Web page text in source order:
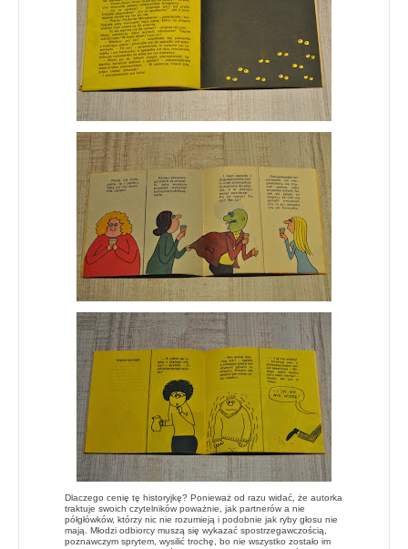
Dlaczego cenię tę historyjkę? Ponieważ od razu widać, że autorka
traktuje swoich czytelników poważnie, jak partnerów a nie
półgłówków, którzy nic nie rozumieją i podobnie jak ryby głosu nie
mają. Młodzi odbiorcy muszą się wykazać spostrzegawczością,
poznawczym sprytem, wysilić trochę, bo nie wszystko zostało im